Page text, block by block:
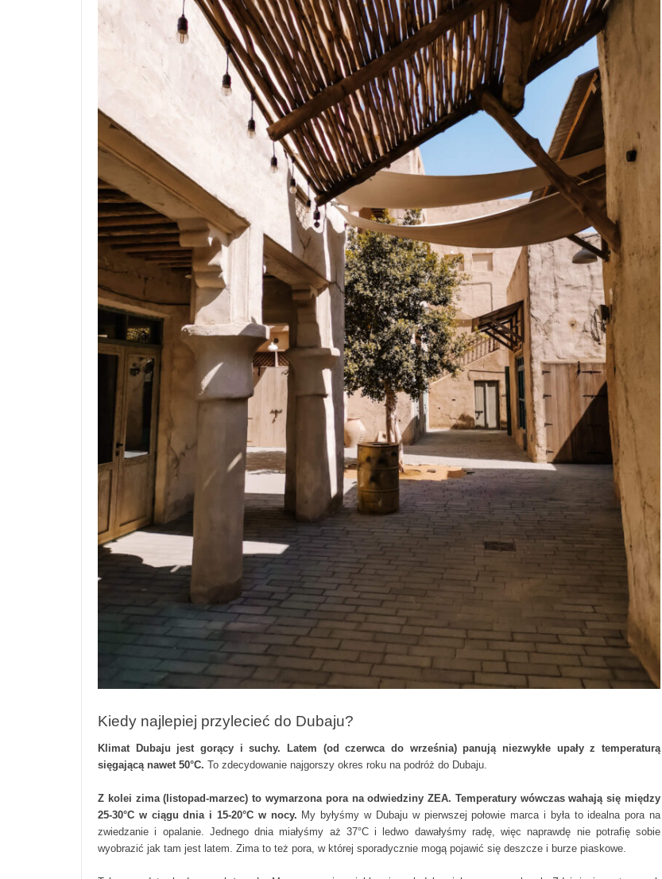
Kiedy najlepiej przylecieć do Dubaju?
Klimat Dubaju jest gorący i suchy.
Latem (od czerwca do września) panują niezwykłe upały z temperaturą
sięgającą nawet 50°C. To zdecydowanie najgorszy okres roku na podróż do Dubaju.
Z kolei zima (listopad-marzec) to wymarzona pora na odwiedziny ZEA. Temperatury wówczas wahają się między
25-30°C w ciągu dnia i 15-20°C w nocy. My byłyśmy w Dubaju w pierwszej połowie marca i była to idealna pora na
zwiedzanie i opalanie. Jednego dnia miałyśmy aż 37°C i ledwo dawałyśmy radę, więc naprawdę nie potrafię sobie
wyobrazić jak tam jest latem. Zima to też pora, w której sporadycznie mogą pojawić się deszcze i burze piaskowe.